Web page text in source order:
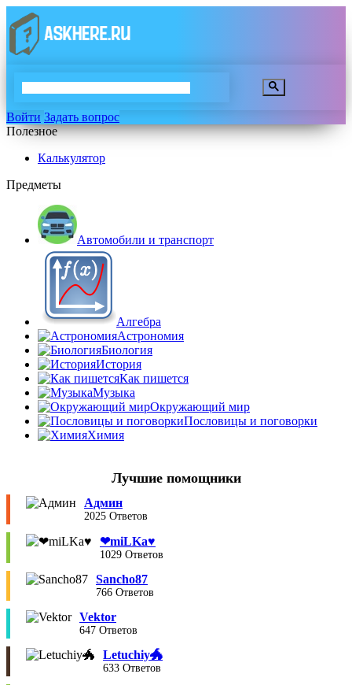
Войти Задать вопрос
Полезное
Калькулятор
Предметы
Автомобили и транспорт
Алгебра
Астрономия
Биология
История
Как пишется
Музыка
Окружающий мир
Пословицы и поговорки
Химия
Лучшие помощники
Админ
2025 Ответов
❤︎miLKa♥︎
1029 Ответов
Sancho87
766 Ответов
Vektor
647 Ответов
Letuchiy🐲
633 Ответов